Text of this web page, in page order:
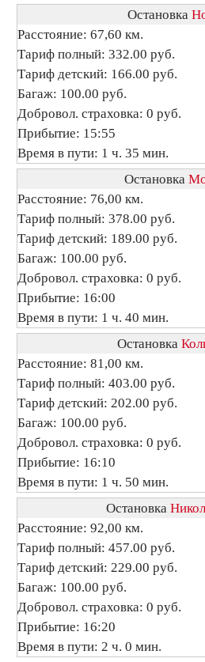
Остановка
Расстояние: 67,60 км.
Тариф полный: 332.00 руб.
Тариф детский: 166.00 руб.
Багаж: 100.00 руб.
Добровол. страховка: 0 руб.
Прибытие: 15:55
Время в пути: 1 ч. 35 мин.
Остановка
Расстояние: 76,00 км.
Тариф полный: 378.00 руб.
Тариф детский: 189.00 руб.
Багаж: 100.00 руб.
Добровол. страховка: 0 руб.
Прибытие: 16:00
Время в пути: 1 ч. 40 мин.
Остановка
Расстояние: 81,00 км.
Тариф полный: 403.00 руб.
Тариф детский: 202.00 руб.
Багаж: 100.00 руб.
Добровол. страховка: 0 руб.
Прибытие: 16:10
Время в пути: 1 ч. 50 мин.
Остановка
Расстояние: 92,00 км.
Тариф полный: 457.00 руб.
Тариф детский: 229.00 руб.
Багаж: 100.00 руб.
Добровол. страховка: 0 руб.
Прибытие: 16:20
Время в пути: 2 ч. 0 мин.